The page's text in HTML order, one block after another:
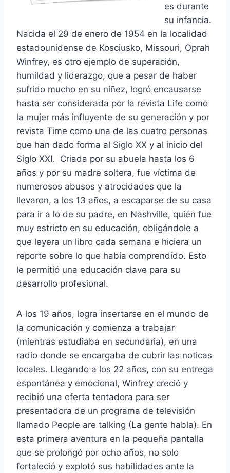
es durante
su infancia.
Nacida el 29 de enero de 1954 en la localidad
estadounidense de Kosciusko, Missouri, Oprah
Winfrey, es otro ejemplo de superación,
humildad y liderazgo, que a pesar de haber
sufrido mucho en su niñez, logró encausarse
hasta ser considerada por la revista Life como
la mujer más influyente de su generación y por
revista Time como una de las cuatro personas
que han dado forma al Siglo XX y al inicio del
Siglo XXI. Criada por su abuela hasta los 6
años y por su madre soltera, fue víctima de
numerosos abusos y atrocidades que la
llevaron, a los 13 años, a escaparse de su casa
para ir a lo de su padre, en Nashville, quién fue
muy estricto en su educación, obligándole a
que leyera un libro cada semana e hiciera un
reporte sobre lo que había comprendido. Esto
le permitió una educación clave para su
desarrollo profesional.
A los 19 años, logra insertarse en el mundo de
la comunicación y comienza a trabajar
(mientras estudiaba en secundaria), en una
radio donde se encargaba de cubrir las noticas
locales. Llegando a los 22 años, con su entrega
espontánea y emocional, Winfrey creció y
recibió una oferta tentadora para ser
presentadora de un programa de televisión
llamado People are talking (La gente habla). En
esta primera aventura en la pequeña pantalla
que se prolongó por ocho años, no solo
fortaleció y explotó sus habilidades ante la